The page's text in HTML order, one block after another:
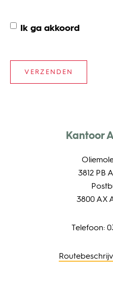
Ik ga akkoord
Kantoor
3812 PB
3800 AX
Telefoon: